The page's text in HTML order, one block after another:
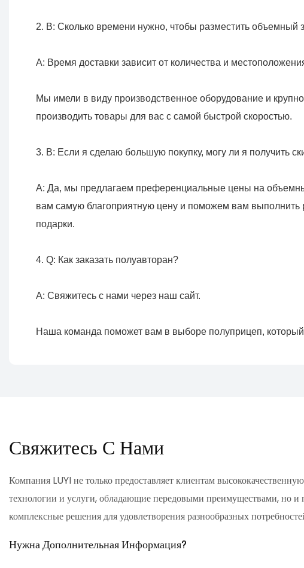
Мы имели в виду производственное оборудование и
A: Да, мы предлагаем преференциальные цены на
вам самую благоприятную цену и поможем вам
Свяжитесь С Нами
Компания LUYI не только предоставляет клиентам
технологии и услуги, обладающие передовыми преимуществами, но и
комплексные решения для удовлетворения разнообразных
Нужна Дополнительная Информация?